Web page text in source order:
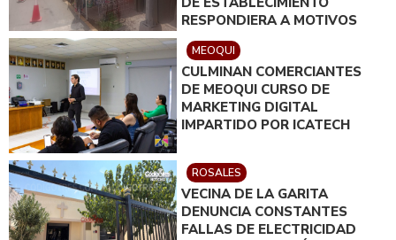
RESPONDIERA A MOTIVOS
POLÍTICOS
MEOQUI
CULMINAN COMERCIANTES
DE MEOQUI CURSO DE
MARKETING DIGITAL
IMPARTIDO POR ICATECH
ROSALES
VECINA DE LA GARITA
DENUNCIA CONSTANTES
FALLAS DE ELECTRICIDAD